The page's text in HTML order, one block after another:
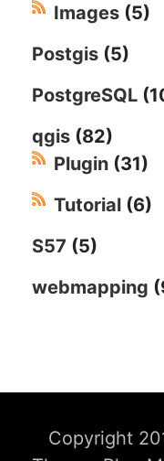
Images (5)
Postgis (5)
PostgreSQL
qgis (82)
Plugin (31)
Tutorial (6)
S57 (5)
webmapping
Copyright